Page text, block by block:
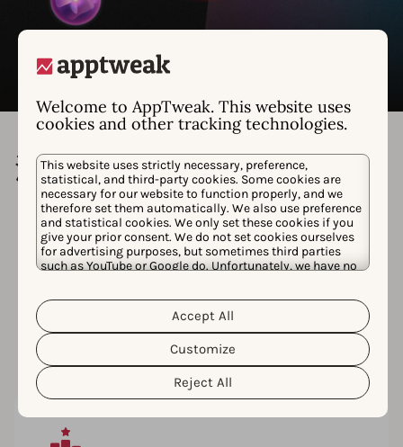
Welcome to AppTweak. This website uses
cookies and other tracking technologies.
This website uses strictly necessary, preference,
statistical, and third-party cookies. Some cookies are
necessary for our website to function properly, and we
therefore set them automatically. We also use preference
and statistical cookies. We only set these cookies if you
give your prior consent. We do not set cookies ourselves
for advertising purposes, but sometimes third parties
such as YouTube or Google do. Unfortunately, we have no
personal data and the different cookies we use, please
read our
Cookie Policy&Privacy Policy
customize your cookie settings and preferences by
clicking the “Customize” button.
Reject All
Customize
Accept All
深受客户喜爱，获得专家认可